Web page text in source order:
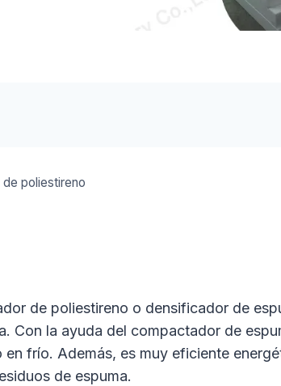
poliestireno
de poliestireno o densificador de
Con la ayuda del compactador de
frío. Además, es muy eficiente
de espuma.